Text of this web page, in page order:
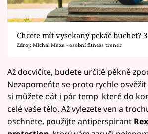
Chcete mít vysekaný pekáč buchet? 3
Zdroj: Michal Maxa - osobní fitness trenér
Až docvičíte, budete určitě pěkně
Nezapomeňte se proto rychle
si můžete dát i pár temp, které do
celé vaše tělo. Až vylezete ven a
oschnete, použijte antiperspirant